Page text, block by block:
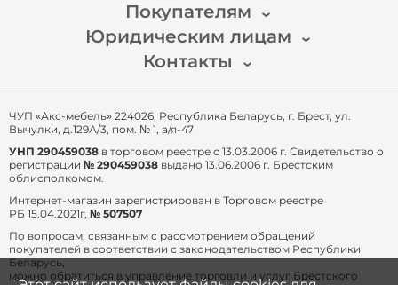
Наша история
Новости
Публичный договор
Покупателям
Доставка и оплата
Гарантия и возврат
Юридическим лицам
Для перепродажи
Контакты
тел.: +375 29 361 91 87
ЧУП «Акс-мебель» 224026, Республика Беларусь, г. Брест, ул.
Вычулки, д.129А/3, пом. № 1, а/я-47
УНП 290459038 в торговом реестре с 13.03.2006 г. Свидетельство о
регистрации № 290459038 выдано 13.06.2006 г. Брестским
облисполкомом.
Интернет-магазин зарегистрирован в Торговом реестре
РБ 15.04.2021г, № 507507
По вопросам, связанным с рассмотрением обращений
покупателей в соответствии с законодательством Республики
Беларусь,
можно обратиться в управление торговли и услуг Брестского